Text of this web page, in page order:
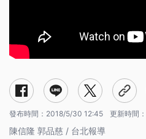
發布時間： 2018/5/30 12:45 更新時間：
陳信隆 郭品慈 / 台北報導